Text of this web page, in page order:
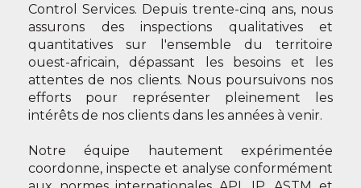
Control Services. Depuis trente-cinq ans, nous
assurons des inspections qualitatives et
quantitatives sur l'ensemble du territoire
ouest-africain, dépassant les besoins et les
attentes de nos clients. Nous poursuivons nos
efforts pour représenter pleinement les
intérêts de nos clients dans les années à venir.
Notre équipe hautement expérimentée
coordonne, inspecte et analyse conformément